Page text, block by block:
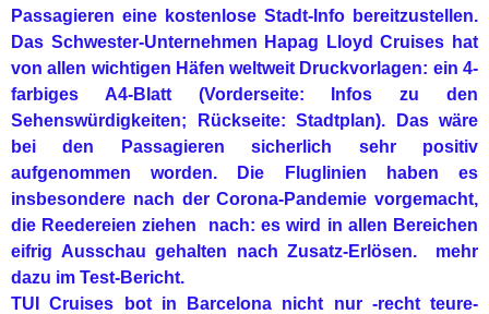
Passagieren eine kostenlose Stadt-Info bereitzustellen.
Das Schwester-Unternehmen Hapag Lloyd Cruises hat
von allen wichtigen Häfen weltweit Druckvorlagen: ein 4-
farbiges A4-Blatt (Vorderseite: Infos zu den
Sehenswürdigkeiten; Rückseite: Stadtplan). Das wäre
bei den Passagieren sicherlich sehr positiv
aufgenommen worden. Die Fluglinien haben es
insbesondere nach der Corona-Pandemie vorgemacht,
die Reedereien ziehen nach: es wird in allen Bereichen
eifrig Ausschau gehalten nach Zusatz-Erlösen. mehr
dazu im Test-Bericht.
TUI Cruises bot in Barcelona nicht nur -recht teure-